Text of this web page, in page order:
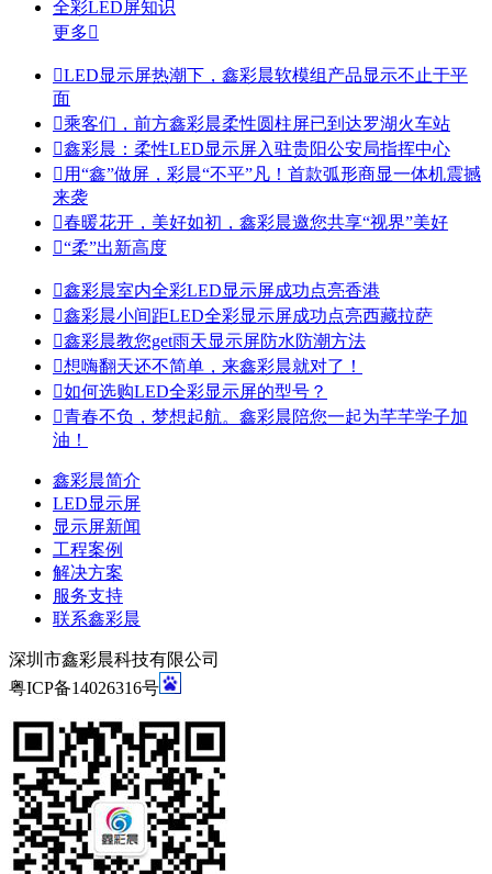
全彩LED屏知识
更多
LED显示屏热潮下，鑫彩晨软模组产品显示不止于平
面
乘客们，前方鑫彩晨柔性圆柱屏已到达罗湖火车站
鑫彩晨：柔性LED显示屏入驻贵阳公安局指挥中心
 用“鑫”做屏，彩晨“不平”凡！首款弧形商显一体机震撼
来袭
春暖花开，美好如初，鑫彩晨邀您共享“视界”美好
“柔”出新高度
鑫彩晨室内全彩LED显示屏成功点亮香港
鑫彩晨小间距LED全彩显示屏成功点亮西藏拉萨
鑫彩晨教您get雨天显示屏防水防潮方法
想嗨翻天还不简单，来鑫彩晨就对了！
如何选购LED全彩显示屏的型号？
青春不负，梦想起航。鑫彩晨陪您一起为芊芊学子加
油！
鑫彩晨简介
LED显示屏
显示屏新闻
工程案例
解决方案
服务支持
联系鑫彩晨
深圳市鑫彩晨科技有限公司
粤ICP备14026316号